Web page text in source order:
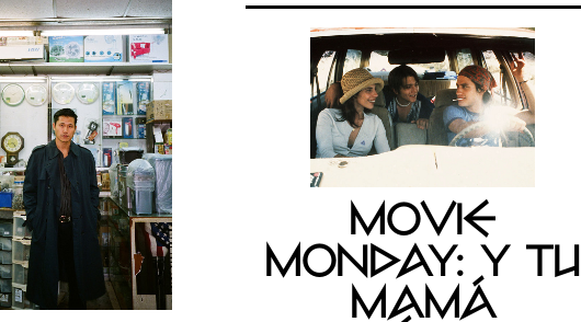
MOVIE
MONDAY: Y TU
MAMÁ